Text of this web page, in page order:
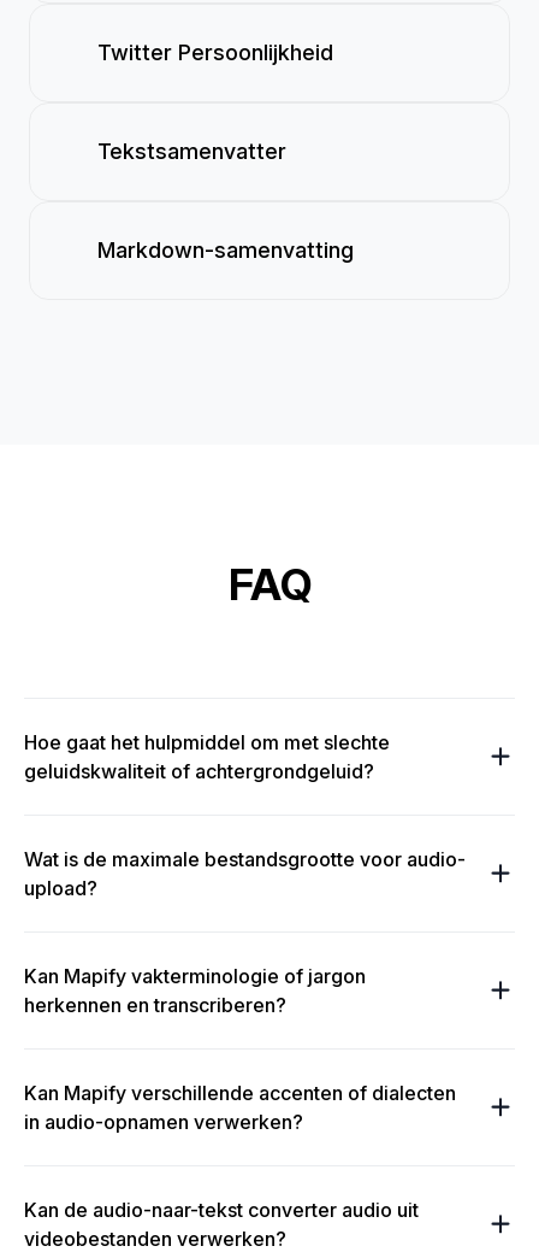
Twitter Persoonlijkheid
Tekstsamenvatter
Markdown-samenvatting
FAQ
Hoe gaat het hulpmiddel om met slechte
geluidskwaliteit of achtergrondgeluid?
Wat is de maximale bestandsgrootte voor audio-
upload?
Kan Mapify vakterminologie of jargon
herkennen en transcriberen?
Kan Mapify verschillende accenten of dialecten
in audio-opnamen verwerken?
Kan de audio-naar-tekst converter audio uit
videobestanden verwerken?